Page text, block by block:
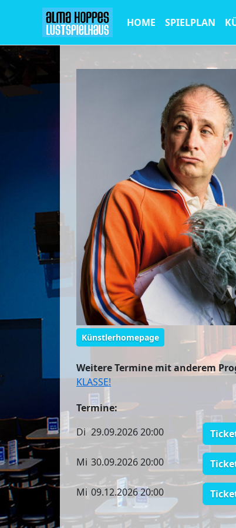
HOME SPIELPLAN
Künstlerhomepage
Weitere Termine mit anderem
KLASSE!
Termine:
Di 29.09.2026 20:00
Mi 30.09.2026 20:00
Mi 09.12.2026 20:00